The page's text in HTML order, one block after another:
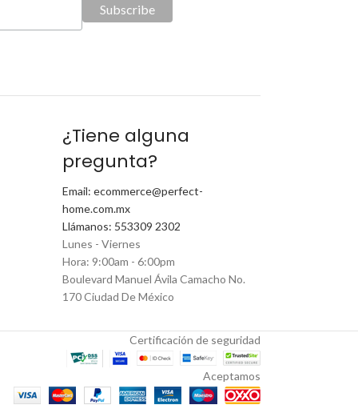
¿Tiene alguna
pregunta?
Email: ecommerce@perfect-
home.com.mx
Llámanos: 553309 2302
Lunes - Viernes
Hora: 9:00am - 6:00pm
Boulevard Manuel Ávila Camacho No.
170 Ciudad De México
Certificación de seguridad
Aceptamos